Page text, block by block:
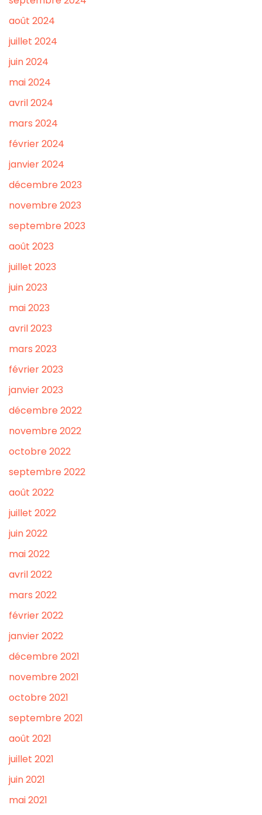
août 2024
juillet 2024
juin 2024
mai 2024
avril 2024
mars 2024
février 2024
janvier 2024
décembre 2023
novembre 2023
septembre 2023
août 2023
juillet 2023
juin 2023
mai 2023
avril 2023
mars 2023
février 2023
janvier 2023
décembre 2022
novembre 2022
octobre 2022
septembre 2022
août 2022
juillet 2022
juin 2022
mai 2022
avril 2022
mars 2022
février 2022
janvier 2022
décembre 2021
novembre 2021
octobre 2021
septembre 2021
août 2021
juillet 2021
juin 2021
mai 2021